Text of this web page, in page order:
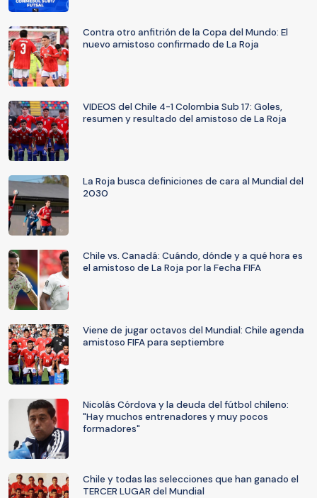
Contra otro anfitrión de la Copa del Mundo: El
nuevo amistoso confirmado de La Roja
VIDEOS del Chile 4-1 Colombia Sub 17: Goles,
resumen y resultado del amistoso de La Roja
La Roja busca definiciones de cara al Mundial del
2030
Chile vs. Canadá: Cuándo, dónde y a qué hora es
el amistoso de La Roja por la Fecha FIFA
Viene de jugar octavos del Mundial: Chile agenda
amistoso FIFA para septiembre
Nicolás Córdova y la deuda del fútbol chileno:
"Hay muchos entrenadores y muy pocos
formadores"
Chile y todas las selecciones que han ganado el
TERCER LUGAR del Mundial